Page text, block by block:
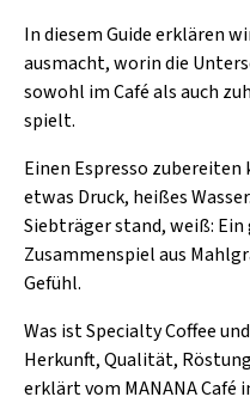
In diesem Guide erklären
ausmacht, worin die
sowohl im Café als auch
spielt.
Einen Espresso
etwas Druck, heißes
Siebträger stand, weiß:
Zusammenspiel aus
Gefühl.
Was ist Specialty Coffee
Herkunft, Qualität,
erklärt vom MANANA Café